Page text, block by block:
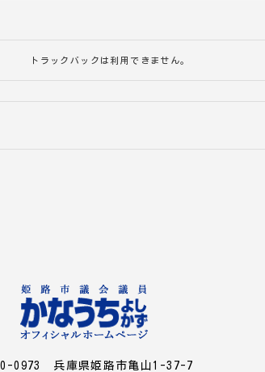
トラックバックは利用できません。
0973 兵庫県姫路市亀山1-37-7